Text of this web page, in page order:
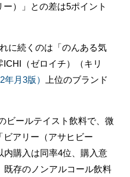
）」との差は5ポイント
に続くのは「のんある気
（ゼロイチ）（キリ
年月3版）
上位のブランド
ビールテイスト飲料で、微
アリー（アサヒビー
内購入は同率4位、購入意
既存のノンアルコール飲料